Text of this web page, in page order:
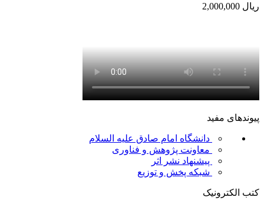
ریال
پیوندهای مفید
دانشگاه امام صادق علیه السلام
معاونت پژوهش و فناوری
پیشنهاد نشر اثر
شبکه پخش و توزیع
کتب الکترونیک